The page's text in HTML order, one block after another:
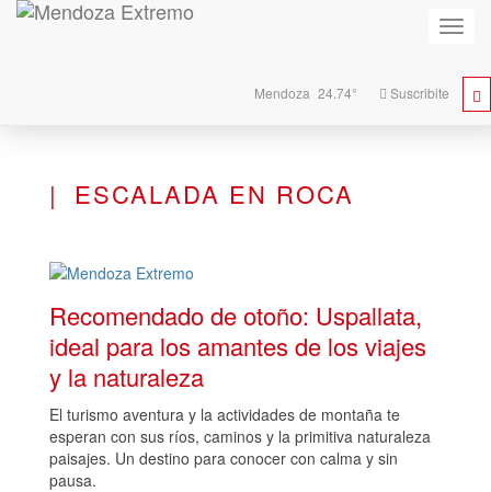
Mendoza 24.74° Suscribite
ESCALADA EN ROCA
Recomendado de otoño: Uspallata,
ideal para los amantes de los viajes
y la naturaleza
El turismo aventura y la actividades de montaña te
esperan con sus ríos, caminos y la primitiva naturaleza
paisajes. Un destino para conocer con calma y sin
pausa.